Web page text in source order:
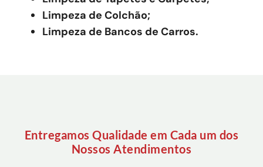
Limpeza de Colchão;
Limpeza de Bancos de Carros.
Entregamos Qualidade em Cada um dos
Nossos Atendimentos